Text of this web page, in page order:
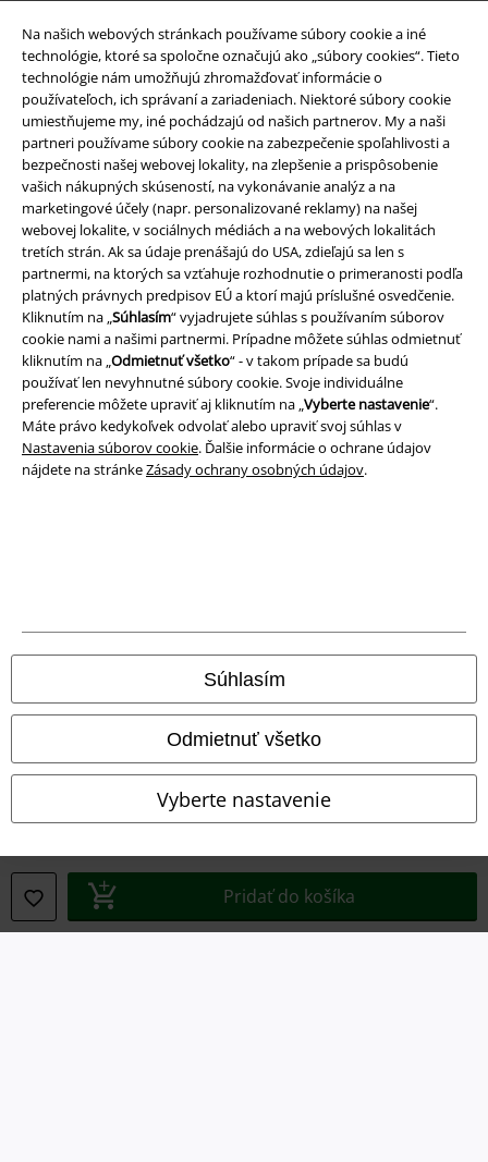
Na našich webových stránkach používame súbory cookie a iné
technológie, ktoré sa spoločne označujú ako „súbory cookies“. Tieto
technológie nám umožňujú zhromažďovať informácie o
používateľoch, ich správaní a zariadeniach. Niektoré súbory cookie
umiestňujeme my, iné pochádzajú od našich partnerov. My a naši
partneri používame súbory cookie na zabezpečenie spoľahlivosti a
bezpečnosti našej webovej lokality, na zlepšenie a prispôsobenie
vašich nákupných skúseností, na vykonávanie analýz a na
marketingové účely (napr. personalizované reklamy) na našej
webovej lokalite, v sociálnych médiách a na webových lokalitách
tretích strán. Ak sa údaje prenášajú do USA, zdieľajú sa len s
partnermi, na ktorých sa vzťahuje rozhodnutie o primeranosti podľa
platných právnych predpisov EÚ a ktorí majú príslušné osvedčenie.
Kliknutím na „Súhlasím“ vyjadrujete súhlas s používaním súborov
cookie nami a našimi partnermi. Prípadne môžete súhlas odmietnuť
kliknutím na „Odmietnuť všetko“ - v takom prípade sa budú
používať len nevyhnutné súbory cookie. Svoje individuálne
preferencie môžete upraviť aj kliknutím na „Vyberte nastavenie“.
Máte právo kedykoľvek odvolať alebo upraviť svoj súhlas v
Nastavenia súborov cookie. Ďalšie informácie o ochrane údajov
nájdete na stránkeZásady ochrany osobných údajov.
Súhlasím
Odmietnuť všetko
Vyberte nastavenie
Pridať do košíka
Nová aplikácia EMP
Stiahnite si novú EMP aplikáciu zdarma a využite všetky nové
funkcie a výhody!
A Warner Music Group Company
Právne informácie
Podmienky
Imprint
Ochrana osobných údajov
Likvidácia odpadu a ochrana životného prostredia
Vyhlásenie o zhode
Informácie o prístupnosti